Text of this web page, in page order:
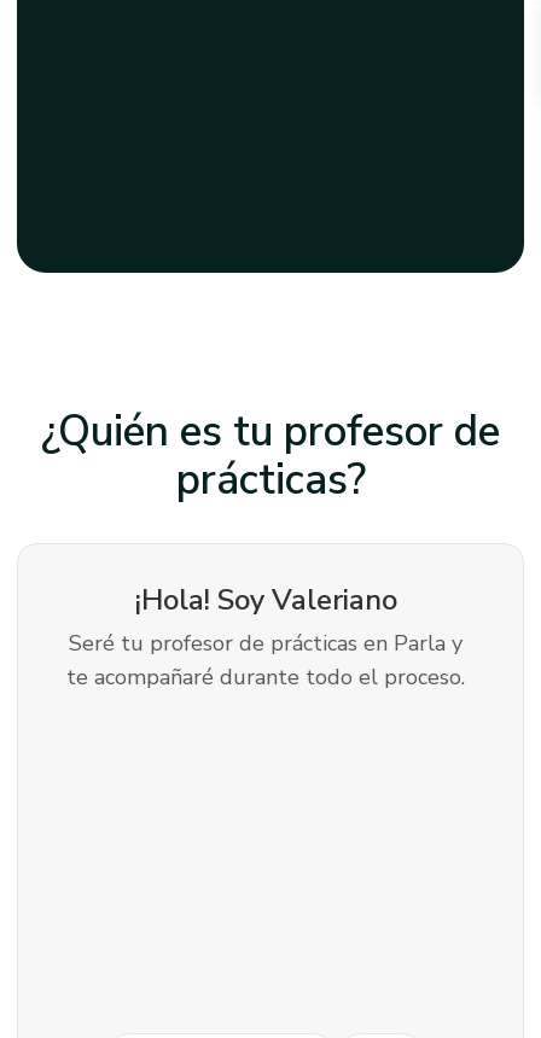
¿Quién es tu profesor de
prácticas?
¡Hola! Soy Valeriano
Seré tu profesor de prácticas en Parla y
te acompañaré durante todo el proceso.